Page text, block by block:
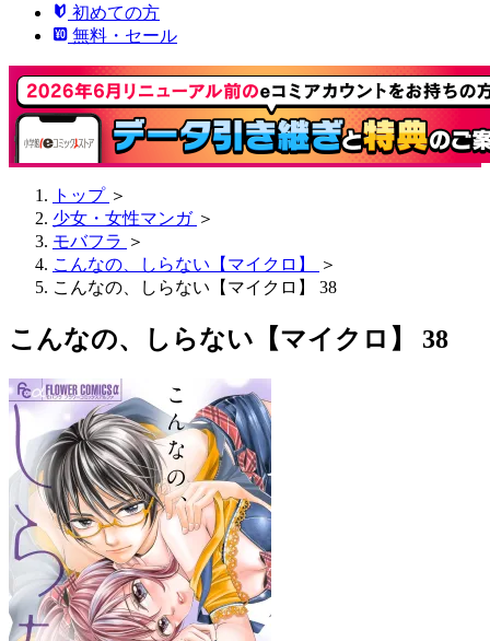
初めての方
無料・セール
トップ ＞
少女・女性マンガ ＞
モバフラ ＞
こんなの、しらない【マイクロ】
＞
こんなの、しらない【マイクロ】 38
こんなの、しらない【マイクロ】 38